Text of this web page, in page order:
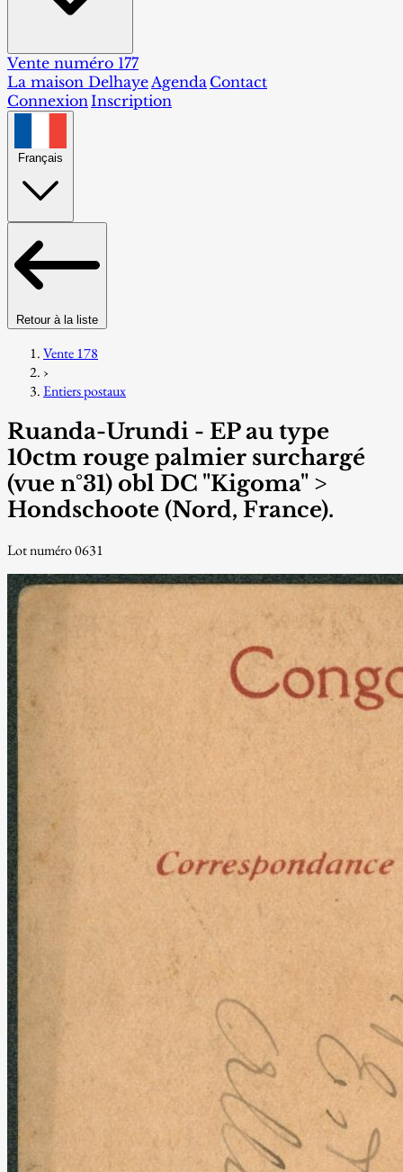
Vente numéro 177
La maison DelhayeAgenda Contact
ConnexionInscription
Français
Retour à la liste
Vente 178
›
Entiers postaux
Ruanda-Urundi - EP au type
10ctm rouge palmier surchargé
(vue n°31) obl DC "Kigoma" >
Hondschoote (Nord, France).
Lot numéro 0631